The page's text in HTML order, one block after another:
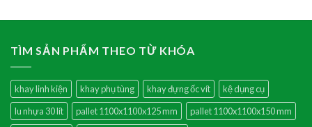
TÌM SẢN PHẨM THEO TỪ KHÓA
khay linh kiện khay phụ tùng khay đựng ốc vít
kệ dụng cụ
lu nhựa 30 lít
pallet 1100x1100x125 mm
pallet 1100x1100x150 mm